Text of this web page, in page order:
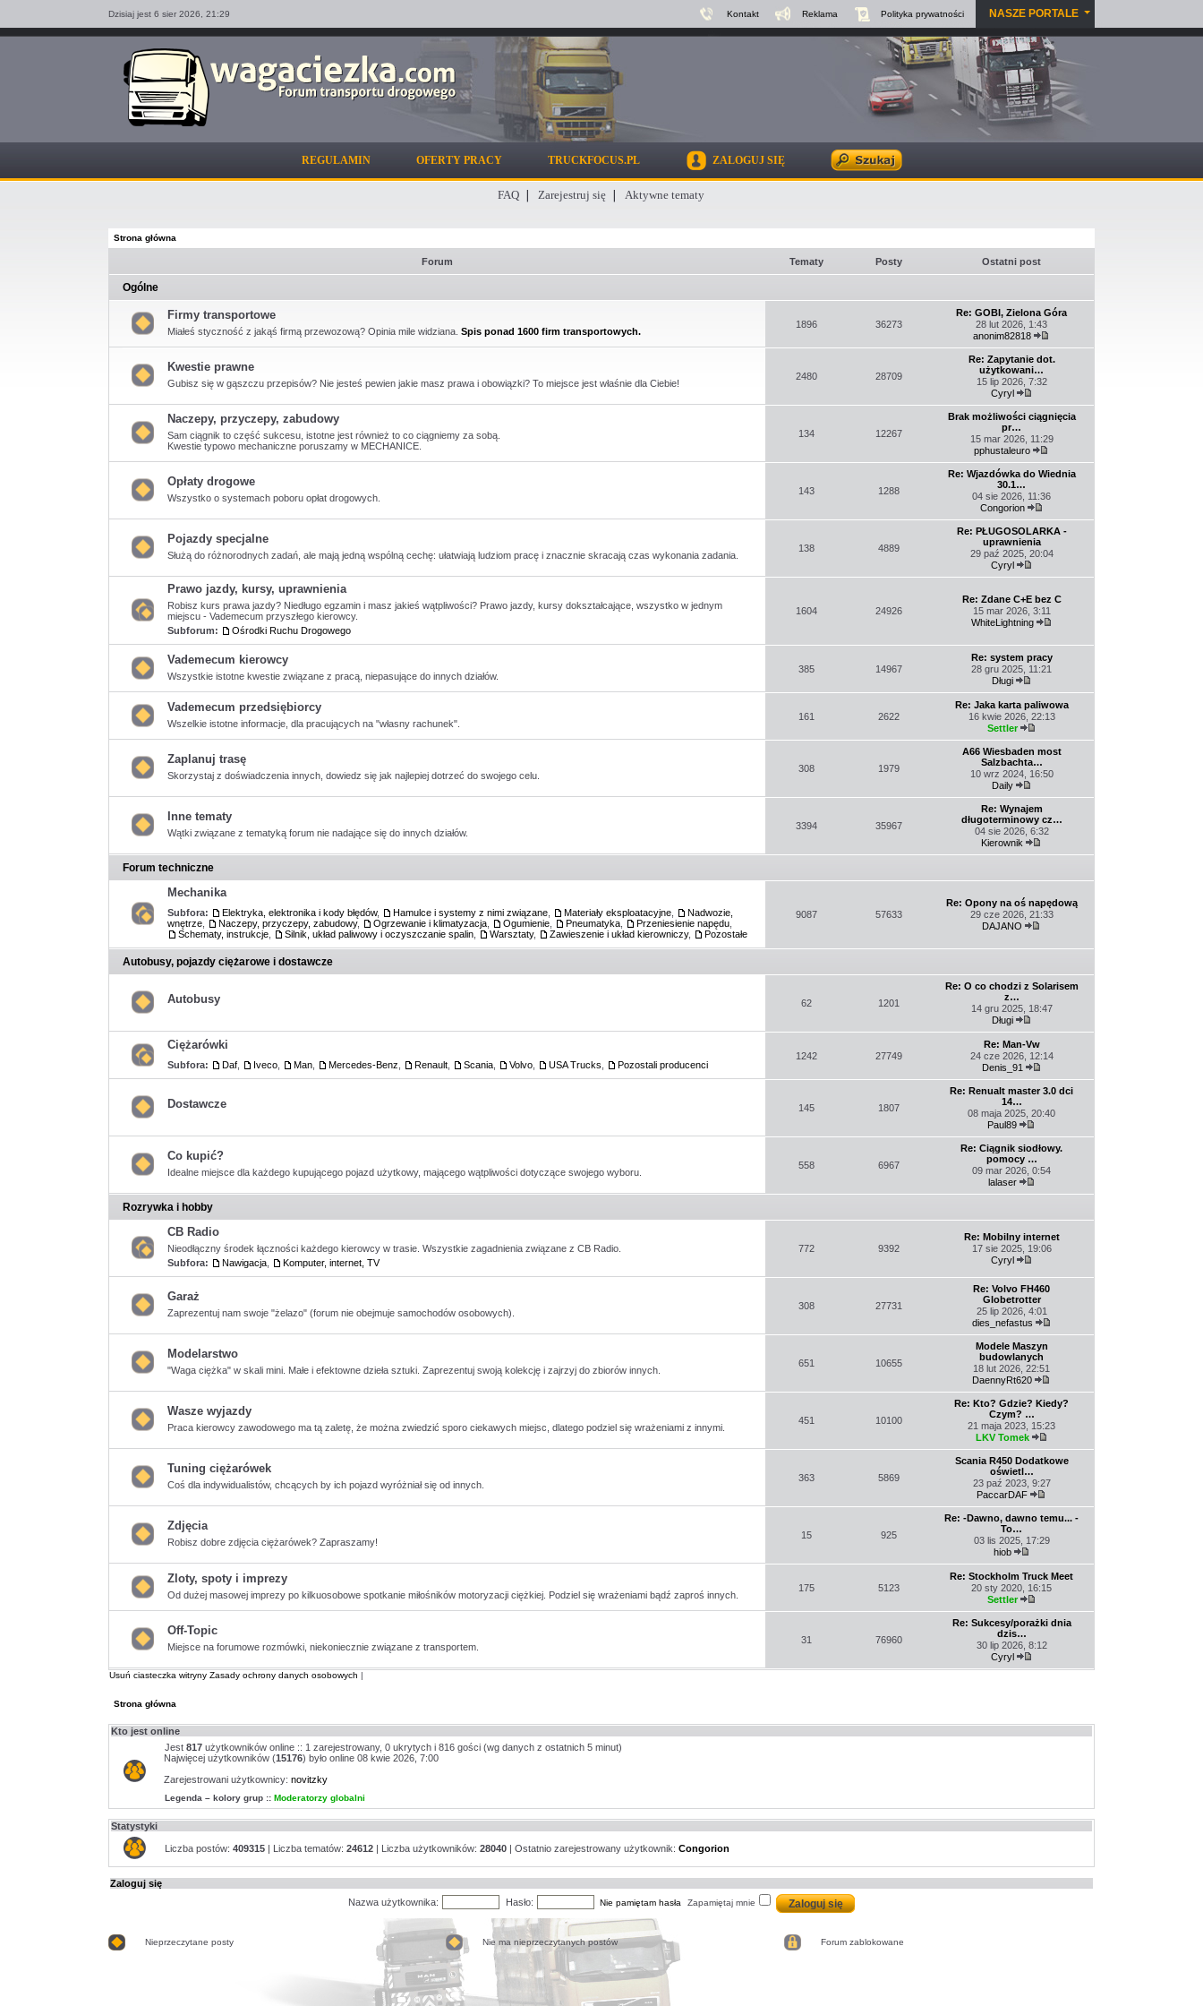
Dzisiaj jest 6 sier 2026, 21:29 Kontakt Reklama Polityka prywatności NASZE PORTALE
REGULAMIN OFERTY PRACY TRUCKFOCUS.PL ZALOGUJ SIĘ
FAQ Zarejestruj się Aktywne tematy
Strona główna
Forum Tematy Posty Ostatni post
Ogólne
ma
postów
Firmy transportowe
Miałeś styczność z jakąś firmą przewozową? Opinia mile widziana. Spis ponad 1600 firm transportowych.
1896 36273
Re: GOBI, Zielona Góra
28 lut 2026, 1:43
anonim82818
najnowszy
post
postów
Kwestie prawne
Gubisz się w gąszczu przepisów? Nie jesteś pewien jakie masz prawa i obowiązki? To miejsce jest właśnie dla Ciebie!
2480 28709
Re: Zapytanie dot.
użytkowani…
15 lip 2026, 7:32
Cyryl
najnowszy
post
Nie
postów
Naczepy, przyczepy, zabudowy
Sam ciągnik to część sukcesu, istotne jest również to co ciągniemy za sobą.
Kwestie typowo mechaniczne poruszamy w MECHANICE.
134 12267
Brak możliwości ciągnięcia
pr…
15 mar 2026, 11:29
pphustaleuro
najnowszy
post
postów
Opłaty drogowe
Wszystko o systemach poboru opłat drogowych.
143 1288
Re: Wjazdówka do Wiednia
30.1…
04 sie 2026, 11:36
Congorion
najnowszy
post
nieprzeczytanych
postów
Pojazdy specjalne
Służą do różnorodnych zadań, ale mają jedną wspólną cechę: ułatwiają ludziom pracę i znacznie skracają czas wykonania zadania.
138 4889
Re: PŁUGOSOLARKA -
uprawnienia
29 paź 2025, 20:04
Cyryl
post
Nie
ma
nieprzeczytanych
postów
Prawo jazdy, kursy, uprawnienia
Robisz kurs prawa jazdy? Niedługo egzamin i masz jakieś wątpliwości? Prawo jazdy, kursy dokształcające, wszystko w jednym
miejscu - Vademecum przyszłego kierowcy.
Subforum:
Ośrodki Ruchu Drogowego
1604 24926
Re: Zdane C+E bez C
15 mar 2026, 3:11
WhiteLightning
ma
nieprzeczytanych
postów
Vademecum kierowcy
Wszystkie istotne kwestie związane z pracą, niepasujące do innych działów.
385 14967
Re: system pracy
28 gru 2025, 11:21
Długi
najnowszy
post
ma
postów
Vademecum przedsiębiorcy
Wszelkie istotne informacje, dla pracujących na "własny rachunek".
161 2622
Re: Jaka karta paliwowa
16 kwie 2026, 22:13
Settler
najnowszy
post
postów
Zaplanuj trasę
Skorzystaj z doświadczenia innych, dowiedz się jak najlepiej dotrzeć do swojego celu.
308 1979
A66 Wiesbaden most
Salzbachta…
10 wrz 2024, 16:50
Daily
najnowszy
post
postów
Inne tematy
Wątki związane z tematyką forum nie nadające się do innych działów.
3394 35967
Re: Wynajem
długoterminowy cz…
04 sie 2026, 6:32
Kierownik
Forum techniczne
Nie
ma
nieprzeczytanych
postów
Mechanika
Subfora: Elektryka, elektronika i kody błędów, Hamulce i systemy z nimi związane, Materiały eksploatacyjne,
Nadwozie,
wnętrze, Naczepy, przyczepy, zabudowy, Ogrzewanie i klimatyzacja, Ogumienie, Pneumatyka, Przeniesienie napędu,
Schematy, instrukcje, Silnik, układ paliwowy i oczyszczanie spalin, Warsztaty, Zawieszenie i układ kierowniczy, Pozostałe
9087 57633
Re: Opony na oś napędową
29 cze 2026, 21:33
DAJANO
Autobusy, pojazdy ciężarowe i dostawcze
nieprzeczytanych
postów
Autobusy 62 1201
Re: O co chodzi z Solarisem
z…
14 gru 2025, 18:47
Długi
najnowszy
post
Nie
ma
postów
Ciężarówki
Subfora: Daf, Iveco, Man, Mercedes-Benz Renault, Scania, Volvo, USA Trucks Pozostali producenci
1242 27749
Re: Man-Vw
24 cze 2026, 12:14
Denis_91
najnowszy
post
postów
Dostawcze 145 1807
Re: Renualt master 3.0 dci
14…
08 maja 2025, 20:40
Paul89
najnowszy
post
postów
Co kupić?
Idealne miejsce dla każdego kupującego pojazd użytkowy, mającego wątpliwości dotyczące swojego wyboru.
558 6967
Re: Ciągnik siodłowy.
pomocy …
09 mar 2026, 0:54
lalaser
Rozrywka i hobby
Nie
postów
CB Radio
Nieodłączny środek łączności każdego kierowcy w trasie. Wszystkie zagadnienia związane z CB Radio.
Subfora:
Nawigacja, Komputer, internet, TV
772 9392
Re: Mobilny internet
17 sie 2025, 19:06
Cyryl
najnowszy
post
postów
Garaż
Zaprezentuj nam swoje "żelazo" (forum nie obejmuje samochodów osobowych).
308 27731
Re: Volvo FH460
Globetrotter
25 lip 2026, 4:01
dies_nefastus
postów
Modelarstwo
"Waga ciężka" w skali mini. Małe i efektowne dzieła sztuki. Zaprezentuj swoją kolekcję i zajrzyj do zbiorów innych.
651 10655
Modele Maszyn
budowlanych
18 lut 2026, 22:51
DaennyRt620
najnowszy
post
postów
Wasze wyjazdy
Praca kierowcy zawodowego ma tą zaletę, że można zwiedzić sporo ciekawych miejsc, dlatego podziel się wrażeniami z innymi.
451 10100
Re: Kto? Gdzie? Kiedy?
Czym? …
21 maja 2023, 15:23
LKV Tomek
najnowszy
post
postów
Tuning ciężarówek
Coś dla indywidualistów, chcących by ich pojazd wyróżniał się od innych.
363 5869
Scania R450 Dodatkowe
oświetl…
23 paź 2023, 9:27
PaccarDAF
najnowszy
post
postów
Zdjęcia
Robisz dobre zdjęcia ciężarówek? Zapraszamy!
15 925
Re: -Dawno, dawno temu... -
To…
03 lis 2025, 17:29
hiob
najnowszy
post
ma
postów
Zloty, spoty i imprezy
Od dużej masowej imprezy po kilkuosobowe spotkanie miłośników motoryzacji ciężkiej. Podziel się wrażeniami bądź zaproś innych.
175 5123
Re: Stockholm Truck Meet
20 sty 2020, 16:15
Settler
najnowszy
post
nieprzeczytanych
Off-Topic
Miejsce na forumowe rozmówki, niekoniecznie związane z transportem.
31 76960
Re: Sukcesy/porażki dnia
dzis…
30 lip 2026, 8:12
Cyryl
Usuń ciasteczka witryny Zasady ochrony danych osobowych |
Strona główna
Kto jest online
Jest 817użytkowników online :: 1 zarejestrowany, 0 ukrytych i 816 gości (wg danych z ostatnich 5 minut)
Najwięcej użytkowników (15176) było online 08 kwie 2026, 7:00
Zarejestrowani użytkownicy: novitzky
Legenda – kolory grup :: Moderatorzy globalni
Statystyki
Liczba postów: 409315| Liczba tematów: 24612| Liczba użytkowników: 28040| Ostatnio zarejestrowany użytkownik: Congorion
Zaloguj się
Nazwa użytkownika:
Hasło: Nie pamiętam hasła Zapamiętaj mnie
Nieprzeczytane posty
Nie
nieprzeczytanych
Nie ma nieprzeczytanych postów
Forum zablokowane